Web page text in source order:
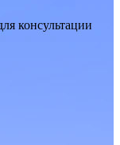
консультации